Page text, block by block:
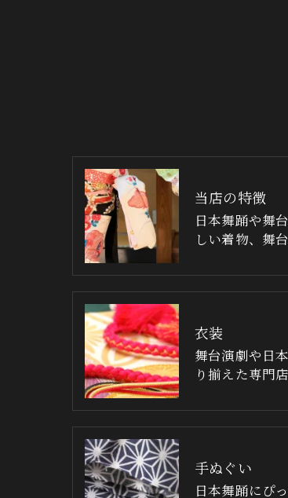
当店の特徴
日本舞踊や舞
しい着物、舞
衣装
舞台演劇や日
り揃えた専門
手ぬぐい
日本舞踊にぴ